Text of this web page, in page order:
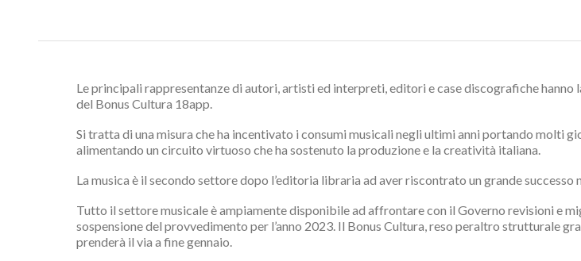
Le principali rappresentanze di autori, artisti ed interpreti, editori e case discografiche
del Bonus Cultura 18app.
Si tratta di una misura che ha incentivato i consumi musicali negli ultimi anni portando molti
alimentando un circuito virtuoso che ha sostenuto la produzione e la creatività italiana.
La musica è il secondo settore dopo l’editoria libraria ad aver riscontrato un grande
Tutto il settore musicale è ampiamente disponibile ad affrontare con il Governo revisioni e
sospensione del provvedimento per l’anno 2023. Il Bonus Cultura, reso peraltro strutturale
prenderà il via a fine gennaio.